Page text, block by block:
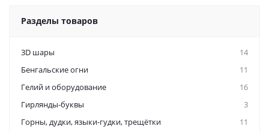
Разделы товаров
3D шары
14
Бенгальские огни
11
Гелий и оборудование
16
Гирлянды-буквы
3
Горны, дудки, языки-гудки, трещётки
11